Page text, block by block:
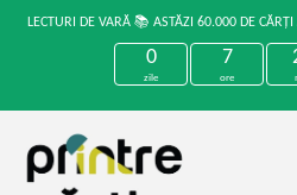
LECTURI DE VARĂ 📚 ASTĂZI 60.000 DE
0
zile
7
ore